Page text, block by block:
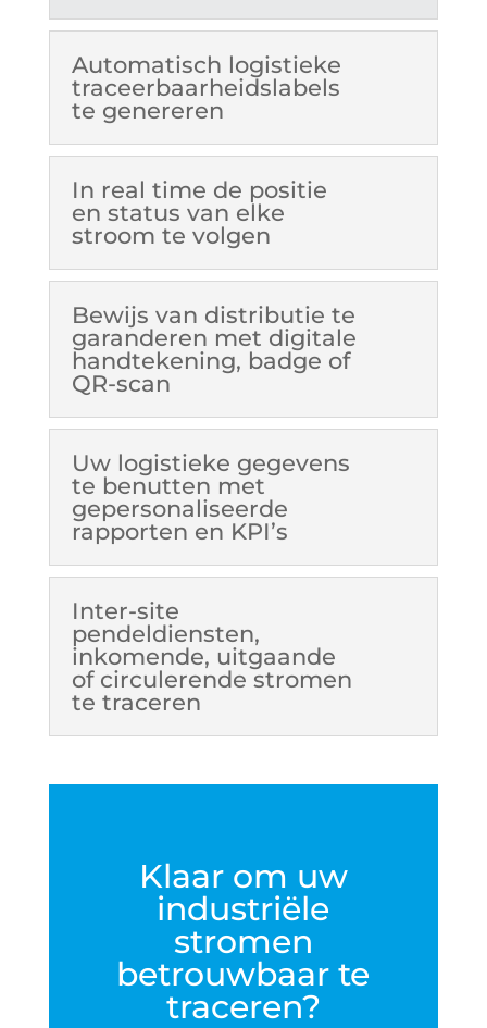
Automatisch logistieke
traceerbaarheidslabels
te genereren
In real time de positie
en status van elke
stroom te volgen
Bewijs van distributie te
garanderen met digitale
handtekening, badge of
QR-scan
Uw logistieke gegevens
te benutten met
gepersonaliseerde
rapporten en KPI’s
Inter-site
pendeldiensten,
inkomende, uitgaande
of circulerende stromen
te traceren
Klaar om uw
industriële
stromen
betrouwbaar te
traceren?